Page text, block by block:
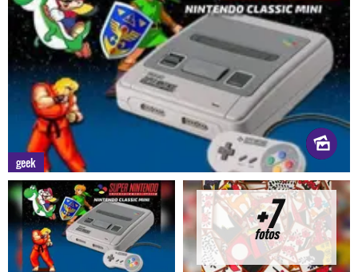
geek
+7
fotos